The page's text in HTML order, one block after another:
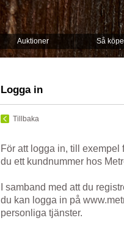
Auktioner Så
Logga in
Tillbaka
För att logga in, till exempel
du ett kundnummer hos
I samband med att du
du kan logga in på
personliga tjänster.